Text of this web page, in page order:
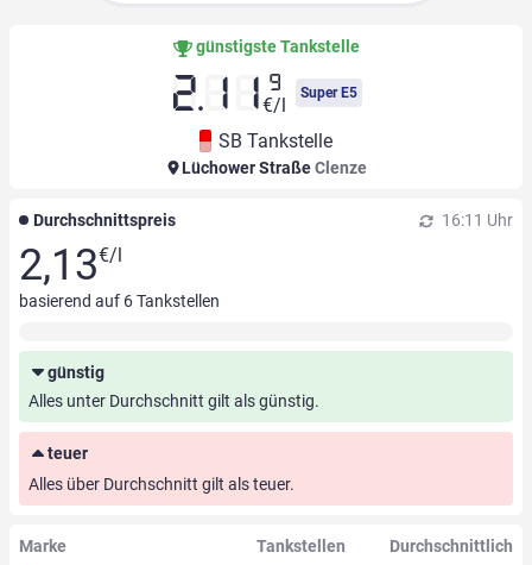
günstigste Tankstelle
2.11 9
€/l
Super E5
SB Tankstelle
Lüchower StraßeClenze
Durchschnittspreis 16:11 Uhr
2,13€/l
basierend auf 6Tankstellen
günstig
Alles unter Durchschnitt gilt als günstig.
teuer
Alles über Durchschnitt gilt als teuer.
Marke Tankstellen Durchschnittlich